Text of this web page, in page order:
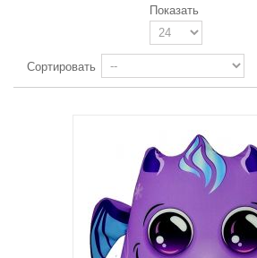
Показать
Сортировать